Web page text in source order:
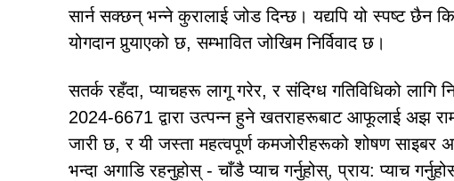
सार्न सक्छन् भन्ने कुरालाई जोड दिन्छ। यद्यपि यो स्पष्ट
योगदान पुर्‍याएको छ, सम्भावित जोखिम निर्विवाद छ।
सतर्क रहँदा, प्याचहरू लागू गरेर, र संदिग्ध गतिविधिको
2024-6671 द्वारा उत्पन्न हुने खतराहरूबाट आफूलाई अझ
जारी छ, र यी जस्ता महत्वपूर्ण कमजोरीहरूको शोषण
भन्दा अगाडि रहनुहोस् - चाँडै प्याच गर्नुहोस्, प्राय: प्याच